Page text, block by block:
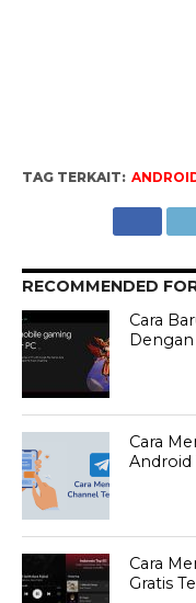
TAG TERKAIT:
RECOMMENDED
Cara
Cara
Android
Cara
Gratis